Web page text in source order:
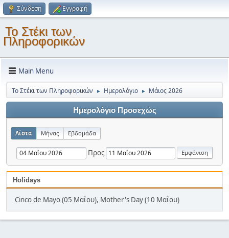
Σύνδεση Εγγραφή
Το Στέκι των
Πληροφορικών
Main Menu
Το Στέκι των Πληροφορικών ► Ημερολόγιο ► Μάιος 2026
Ημερολόγιο Προσεχώς
Λίστα Μήνας Εβδομάδα
Προς
Holidays
Cinco de Mayo (05 Μαΐου), Mother's Day (10 Μαΐου)